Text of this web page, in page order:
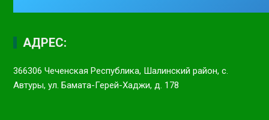
АДРЕС:
366306 Чеченская Республика, Шалинский район, с.
Автуры, ул. Бамата-Герей-Хаджи, д. 178